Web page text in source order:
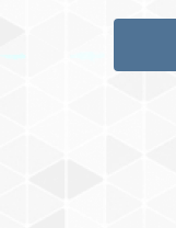
リサイクル色無地